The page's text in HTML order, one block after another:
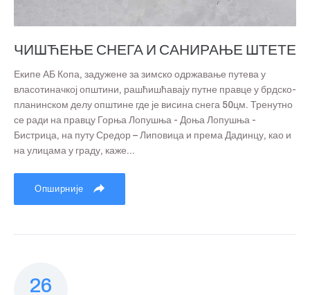
ЧИШЋЕЊЕ СНЕГА И САНИРАЊЕ ШТЕТЕ
Екипе АБ Копа, задужене за зимско одржавање путева у
власотиначкој општини, рашћишћавају путне правце у брдско-
планинском делу општине где је висина снега 50цм. Тренутно
се ради на правцу Горња Лопушња - Доња Лопушња -
Бистрица, на путу Средор – Липовица и према Дадинцу, као и
на улицама у граду, каже...
Опширније
26